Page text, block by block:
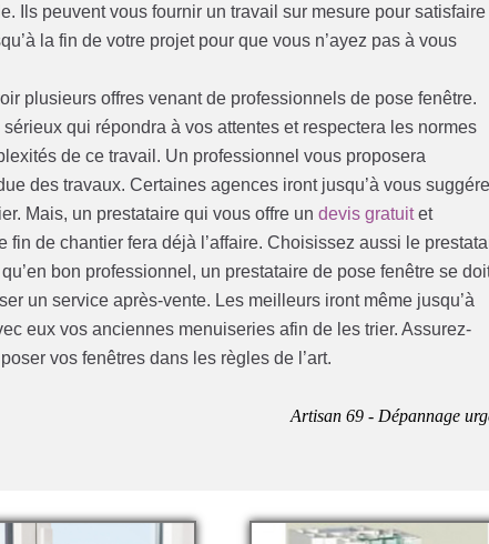
Ils peuvent vous fournir un travail sur mesure pour satisfaire
la fin de votre projet pour que vous n’ayez pas à vous
plusieurs offres venant de professionnels de pose fenêtre.
qui répondra à vos attentes et respectera les normes
de ce travail. Un professionnel vous proposera
des travaux. Certaines agences iront jusqu’à vous
Mais, un prestataire qui vous offre undevis gratuitet
fin de chantier fera déjà l’affaire. Choisissez aussi le
bon professionnel, un prestataire de pose fenêtre se
un service après-vente. Les meilleurs iront même jusqu’à
eux vos anciennes menuiseries afin de les trier. Assurez-
vos fenêtres dans les règles de l’art.
Artisan 69 - Dépannage